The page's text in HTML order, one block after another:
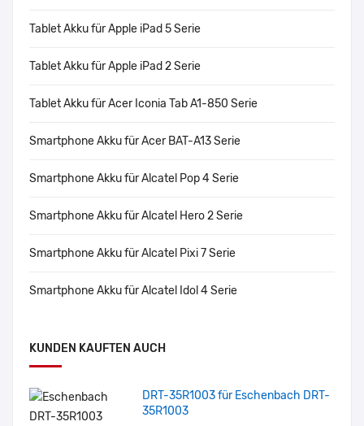
Tablet Akku für Apple iPad 5 Serie
Tablet Akku für Apple iPad 2 Serie
Tablet Akku für Acer Iconia Tab A1-850 Serie
Smartphone Akku für Acer BAT-A13 Serie
Smartphone Akku für Alcatel Pop 4 Serie
Smartphone Akku für Alcatel Hero 2 Serie
Smartphone Akku für Alcatel Pixi 7 Serie
Smartphone Akku für Alcatel Idol 4 Serie
KUNDEN KAUFTEN AUCH
DRT-35R1003 für Eschenbach DRT-
35R1003